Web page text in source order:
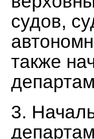
судов,
также
3.